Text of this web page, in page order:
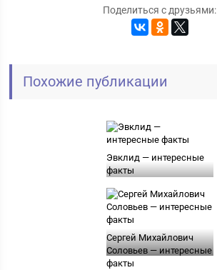
Поделиться с друзьями:
Похожие публикации
Эвклид — интересные
факты
Сергей Михайлович
Соловьев — интересные
факты